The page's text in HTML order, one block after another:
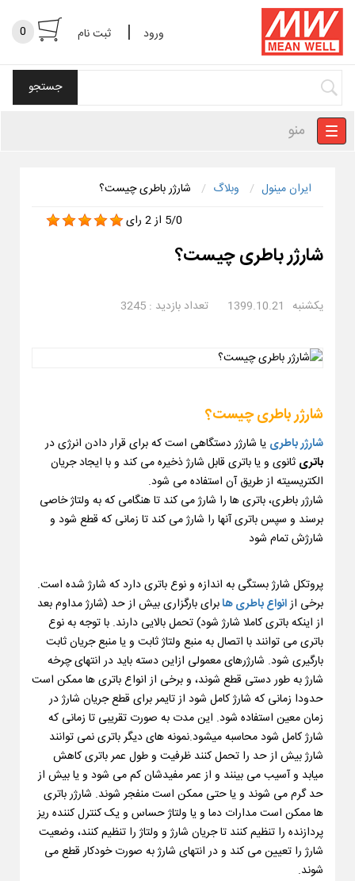
ورود | ثبت نام 0
منو
ایران مینول وبلاگ
شارژر باطری چیست؟
5/0 از2 رای
شارژر باطری چیست؟
يکشنبه 1399.10.21 تعداد بازدید : 3245
شارژر باطری چیست؟
شارژر باطری یا شارژر دستگاهی است که برای قرار دادن انرژی در
باتری ثانوی و یا باتری قابل شارژ ذخیره می کند و با ایجاد جریان
الکتریسیته از طریق آن استفاده می شود.
شارژر باطری، باتری ها را شارژ می کند تا هنگامی که به ولتاژ خاصی
برسند و سپس باتری آنها را شارژ می کند تا زمانی که قطع شود و
شارژش تمام شود
پروتکل شارژ بستگی به اندازه و نوع باتری دارد که شارژ شده است.
برخی ازانواع باطری هابرای بارگزاری بیش از حد (شارژ مداوم بعد
از اینکه باتری کاملا شارژ شود) تحمل بالایی دارند. با توجه به نوع
باتری می توانند با اتصال به منبع ولتاژ ثابت و یا منبع جریان ثابت
بارگیری شود. شارژرهای معمولی ازاین دسته باید در انتهای چرخه
شارژ به طور دستی قطع شوند، و برخی از انواع باتری ها ممکن است
حدودا زمانی که شارژ کامل شود از تایمر برای قطع جریان شارژ در
زمان معین استفاده شود. این مدت به صورت تقریبی تا زمانی که
شارژ کامل شود محاسبه میشود.نمونه های دیگر باتری نمی توانند
شارژ بیش از حد را تحمل کنند ظرفیت و طول عمر باتری کاهش
میابد و آسیب می بینند و از عمر مفیدشان کم می شود و یا بیش از
حد گرم می شوند و یا حتی ممکن است منفجر شوند. شارژر باتری
ها ممکن است مدارات دما و یا ولتاژ حساس و یک کنترل کننده ریز
پردازنده را تنظیم کنند تا جریان شارژ و ولتاژ را تنظیم کنند، وضعیت
شارژ را تعیین می کند و در انتهای شارژ به صورت خودکار قطع می
شوند.